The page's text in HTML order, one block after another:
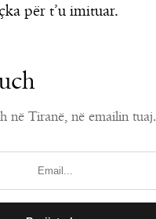
për t’u imituar.
në Tiranë, në emailin tuaj.